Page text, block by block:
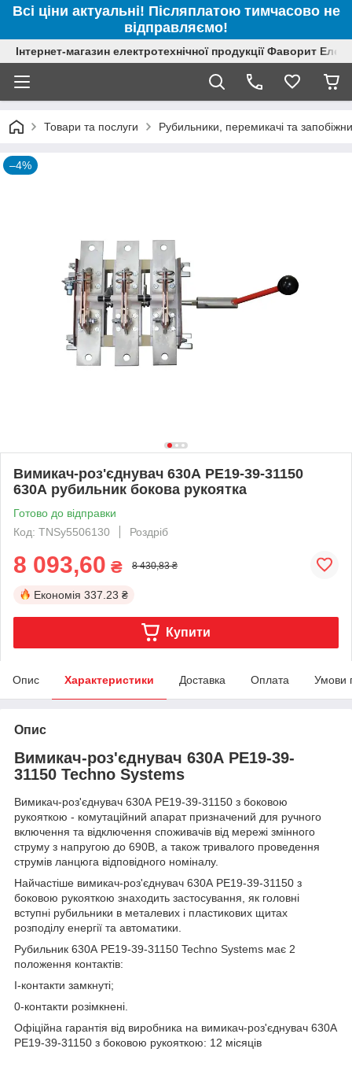
Всі ціни актуальні! Післяплатою тимчасово не
відправляємо!
Інтернет-магазин електротехнічної продукції Фаворит
Товари та послуги Рубильники, перемикачі та
–4%
Вимикач-роз'єднувач 630А РЕ19-39-31150
630А рубильник бокова рукоятка
Готово до відправки
Код: TNSy5506130
Роздріб
8 093,60 ₴ 8 430,83 ₴
Економія 337.23 ₴
Купити
Опис Характеристики Доставка Оплата Умови
Опис
Вимикач-роз'єднувач 630А РЕ19-39-
31150 Techno Systems
Вимикач-роз'єднувач 630А РЕ19-39-31150 з боковою
рукояткою - комутаційний апарат призначений для ручного
включення та відключення споживачів від мережі змінного
струму з напругою до 690В, а також тривалого проведення
струмів ланцюга відповідного номіналу.
Найчастіше вимикач-роз'єднувач 630А РЕ19-39-31150 з
боковою рукояткою знаходить застосування, як головні
вступні рубильники в металевих і пластикових щитах
розподілу енергії та автоматики.
Рубильник 630А РЕ19-39-31150 Techno Systems має 2
положення контактів:
I-контакти замкнуті;
0-контакти розімкнені.
Офіційна гарантія від виробника на вимикач-роз'єднувач 630А
РЕ19-39-31150 з боковою рукояткою: 12 місяців